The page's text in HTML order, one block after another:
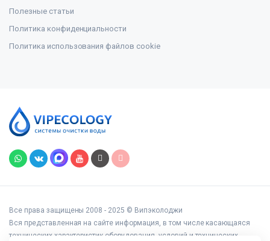
Полезные статьи
Политика конфиденциальности
Политика использования файлов cookie
Все права защищены 2008 - 2025 © Випэколоджи
Вся представленная на сайте информация, в том числе касающаяся
технических характеристик оборудования, условий и технических